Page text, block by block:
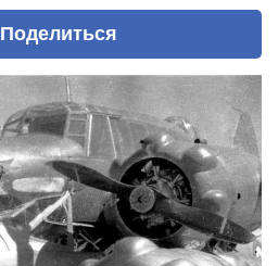
Поделиться